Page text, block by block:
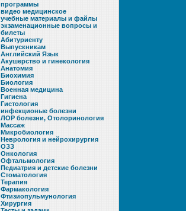
программы
видео медицинское
учебные материалы и файлы
экзаменационные вопросы и
билеты
Абитуриенту
Выпускникам
Английский Язык
Акушерство и гинекология
Анатомия
Биохимия
Биология
Военная медицина
Гигиена
Гистология
инфекционые болезни
ЛОР болезни, Отолоринология
Массаж
Микробиология
Неврология и нейрохирургия
ОЗЗ
Онкология
Офтальмология
Педиатрия и детские болезни
Стоматология
Терапия
Фармакология
Фтизиопульмунология
Хирургия